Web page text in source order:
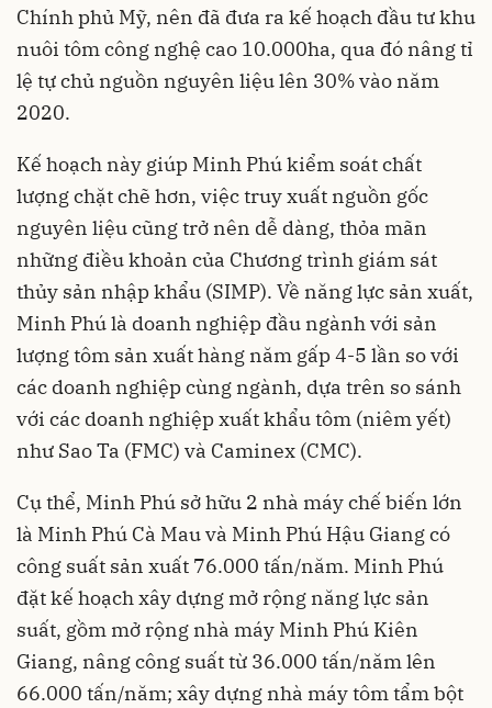
Chính phủ Mỹ, nên đã đưa ra kế hoạch đầu tư khu
nuôi tôm công nghệ cao 10.000ha, qua đó nâng tỉ
lệ tự chủ nguồn nguyên liệu lên 30% vào năm
2020.
Kế hoạch này giúp Minh Phú kiểm soát chất
lượng chặt chẽ hơn, việc truy xuất nguồn gốc
nguyên liệu cũng trở nên dễ dàng, thỏa mãn
những điều khoản của Chương trình giám sát
thủy sản nhập khẩu (SIMP). Về năng lực sản xuất,
Minh Phú là doanh nghiệp đầu ngành với sản
lượng tôm sản xuất hàng năm gấp 4-5 lần so với
các doanh nghiệp cùng ngành, dựa trên so sánh
với các doanh nghiệp xuất khẩu tôm (niêm yết)
như Sao Ta (FMC) và Caminex (CMC).
Cụ thể, Minh Phú sở hữu 2 nhà máy chế biến lớn
là Minh Phú Cà Mau và Minh Phú Hậu Giang có
công suất sản xuất 76.000 tấn/năm. Minh Phú
đặt kế hoạch xây dựng mở rộng năng lực sản
suất, gồm mở rộng nhà máy Minh Phú Kiên
Giang, nâng công suất từ 36.000 tấn/năm lên
66.000 tấn/năm; xây dựng nhà máy tôm tẩm bột